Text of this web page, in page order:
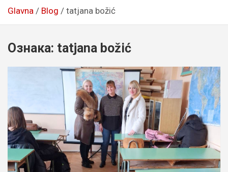
Glavna Blog tatjana božić
Ознака: tatjana božić